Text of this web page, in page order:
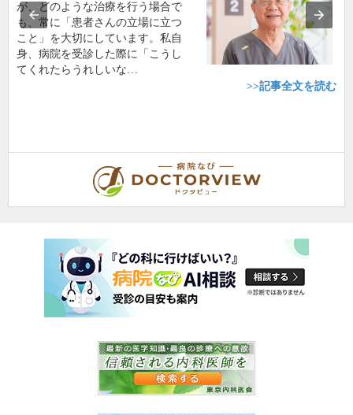
が、どのような治療を行う場合で
も、常に「患者さんの立場に立つ
こと」を大切にしています。私自
身、病院を受診した際に「こうし
てくれたらうれしいな…
>>記事全文を読む